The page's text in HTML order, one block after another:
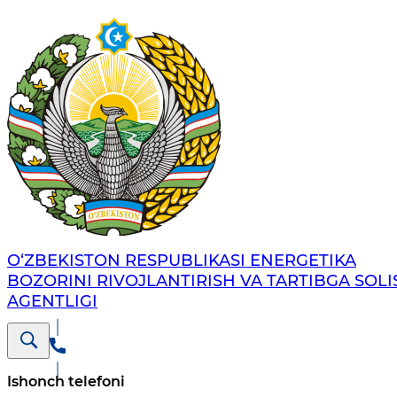
O‘ZBEKISTON RESPUBLIKASI ENERGETIKA
BOZORINI RIVOJLANTIRISH VA TARTIBGA
AGENTLIGI
Ishonch telefoni